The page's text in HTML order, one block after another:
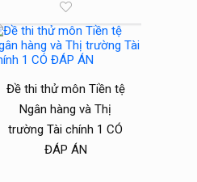
Đề thi thử môn Tiền tệ
Ngân hàng và Thị
trường Tài chính 1 CÓ
ĐÁP ÁN